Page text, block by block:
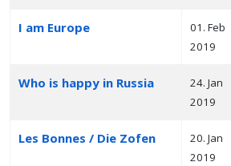
I am Europe
01. Feb
2019
Who is happy in Russia
24. Jan
2019
Les Bonnes / Die Zofen
20. Jan
2019